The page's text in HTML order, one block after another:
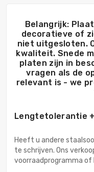
Belangrijk:
decoratieve of
niet uitgesloten.
kwaliteit. Snede
platen zijn in
vragen als de
relevant is - we
Lengtetolerantie
Heeft u andere
te schrijven. Ons
voorraadprogramma of